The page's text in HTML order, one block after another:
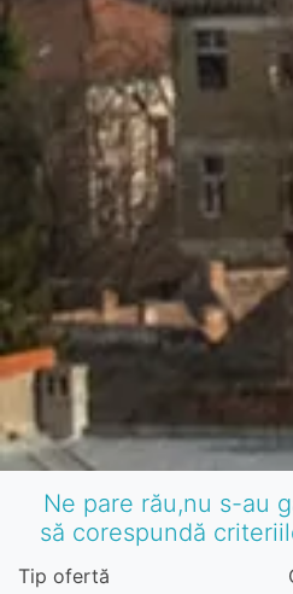
Ne pare rău,nu s-au
să corespundă
Tip ofertă